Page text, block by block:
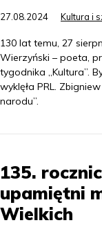
27.08.2024 Kultura i
130 lat temu, 27
Wierzyński – poeta,
tygodnika „Kultura”.
wyklęła PRL.
narodu”.
135.
upamiętni
Wielkich